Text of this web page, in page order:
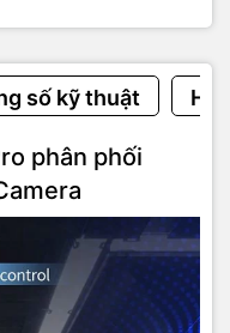
số kỹ thuật
phân phối